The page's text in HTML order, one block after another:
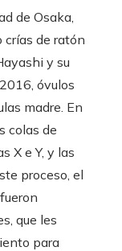
de Osaka,
crías de ratón
y su
óvulos
madre. En
colas de
X e Y, y las
proceso, el
que les
para